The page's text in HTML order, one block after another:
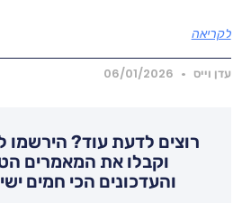
וייס 06/01/2026
רוצים לדעת עוד? הירשמו
וקבלו את המאמרים
והעדכונים הכי חמים